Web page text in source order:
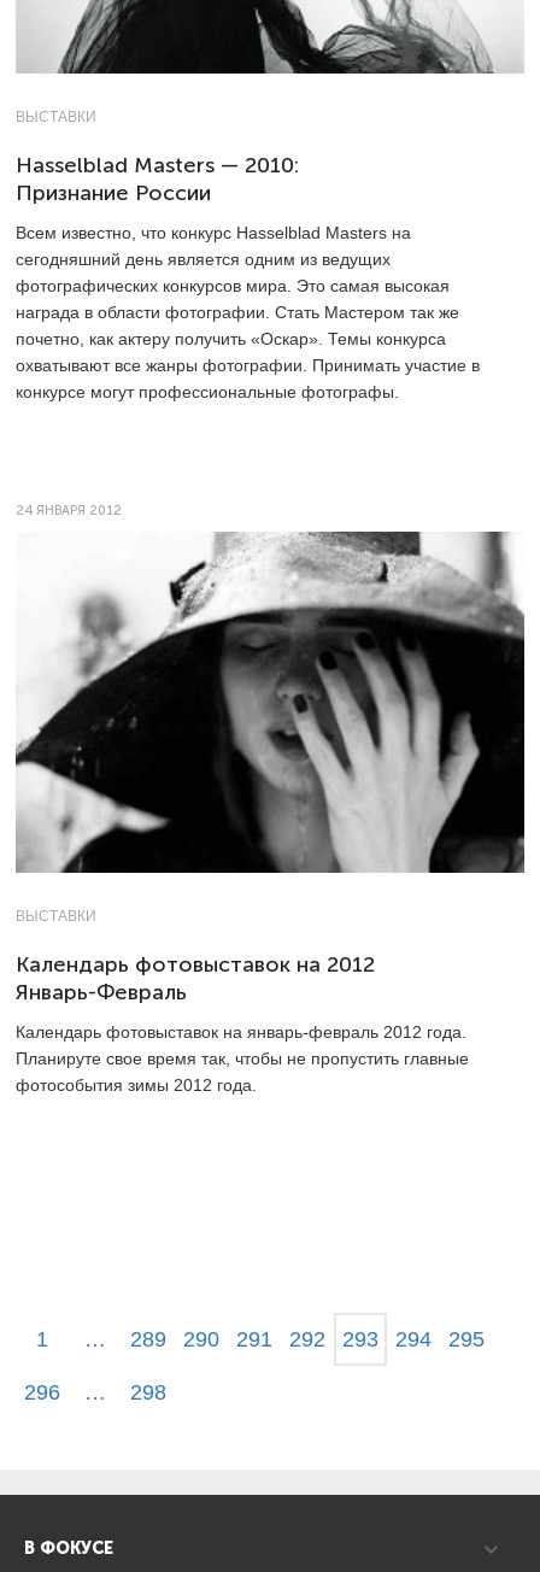
ВЫСТАВКИ
Hasselblad Masters — 2010:
Признание России
Всем известно, что конкурс Hasselblad Masters на
сегодняшний день является одним из ведущих
фотографических конкурсов мира. Это самая высокая
награда в области фотографии. Стать Мастером так же
почетно, как актеру получить «Оскар». Темы конкурса
охватывают все жанры фотографии. Принимать участие в
конкурсе могут профессиональные фотографы.
24 ЯНВАРЯ 2012
ВЫСТАВКИ
Календарь фотовыставок на 2012
Январь-Февраль
Календарь фотовыставок на январь-февраль 2012 года.
Планируте свое время так, чтобы не пропустить главные
фотособытия зимы 2012 года.
1 … 289 290 291 292 293 294 295
296 … 298
В ФОКУСЕ